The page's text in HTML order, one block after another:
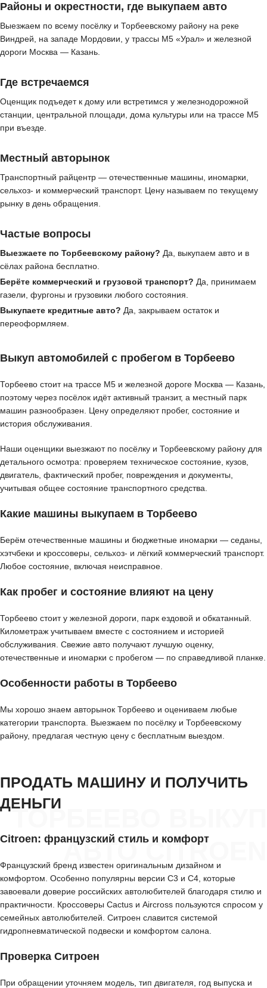
Районы и окрестности, где выкупаем авто
Выезжаем по всему посёлку и Торбеевскому району на реке
Виндрей, на западе Мордовии, у трассы М5 «Урал» и железной
дороги Москва — Казань.
Где встречаемся
Оценщик подъедет к дому или встретимся у железнодорожной
станции, центральной площади, дома культуры или на трассе М5
при въезде.
Местный авторынок
Транспортный райцентр — отечественные машины, иномарки,
сельхоз- и коммерческий транспорт. Цену называем по текущему
рынку в день обращения.
Частые вопросы
Выезжаете по Торбеевскому району? Да, выкупаем авто и в
сёлах района бесплатно.
Берёте коммерческий и грузовой транспорт? Да, принимаем
газели, фургоны и грузовики любого состояния.
Выкупаете кредитные авто? Да, закрываем остаток и
переоформляем.
Выкуп автомобилей с пробегом в Торбеево
Торбеево стоит на трассе М5 и железной дороге Москва — Казань,
поэтому через посёлок идёт активный транзит, а местный парк
машин разнообразен. Цену определяют пробег, состояние и
история обслуживания.
Наши оценщики выезжают по посёлку и Торбеевскому району для
детального осмотра: проверяем техническое состояние, кузов,
двигатель, фактический пробег, повреждения и документы,
учитывая общее состояние транспортного средства.
Какие машины выкупаем в Торбеево
Берём отечественные машины и бюджетные иномарки — седаны,
хэтчбеки и кроссоверы, сельхоз- и лёгкий коммерческий транспорт.
Любое состояние, включая неисправное.
Как пробег и состояние влияют на цену
Торбеево стоит у железной дороги, парк ездовой и обкатанный.
Километраж учитываем вместе с состоянием и историей
обслуживания. Свежие авто получают лучшую оценку,
отечественные и иномарки с пробегом — по справедливой планке.
Особенности работы в Торбеево
Мы хорошо знаем авторынок Торбеево и оцениваем любые
категории транспорта. Выезжаем по посёлку и Торбеевскому
району, предлагая честную цену с бесплатным выездом.
ТОРБЕЕВО ВЫКУП
АВТО CITROEN
ПРОДАТЬ МАШИНУ И ПОЛУЧИТЬ
ДЕНЬГИ
Citroen: французский стиль и комфорт
Французский бренд известен оригинальным дизайном и
комфортом. Особенно популярны версии C3 и C4, которые
завоевали доверие российских автолюбителей благодаря стилю и
практичности. Кроссоверы Cactus и Aircross пользуются спросом у
семейных автолюбителей. Ситроен славится системой
гидропневматической подвески и комфортом салона.
Проверка Ситроен
При обращении уточняем модель, тип двигателя, год выпуска и